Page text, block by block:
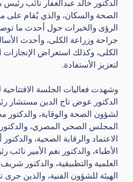
الدكتور خالد عبدالغفار نائب
الصحة والسكان، والذي يُقام على
الرؤى والخبرات حول أحدث ما
جراحة وزراعة الكلى، وأحدث
الكلى، وكذلك استعراض الإنجازات
لتعزيز الأستفادة.
وشهدت فعاليات الجلسة
الدكتور عوض تاج الدين مستشار
لشؤون الصحة والوقاية،
المجلس الصحي المصري،
الاعتماد والرقابة الصحية،
الأطباء، والدكتور نغم الأمير نائب
العلمية والتطبيقية، والدكتور
الهيئة للشؤون الفنية، والذين جرى